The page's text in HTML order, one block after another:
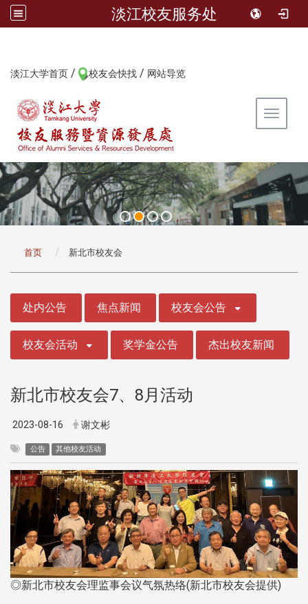
淡江校友服务处
淡江大学首页 / 校友会快找 / 网站导览
Toggle
首页 新北市校友会
处内公告 焦点新闻 校友会公告
校友会活动 奖学金公告 杰出校友新闻
新北市校友会7、8月活动
2023-08-16 谢文彬
公告 其他校友活动
◎新北市校友会理监事会议气氛热络(新北市校友会提供)